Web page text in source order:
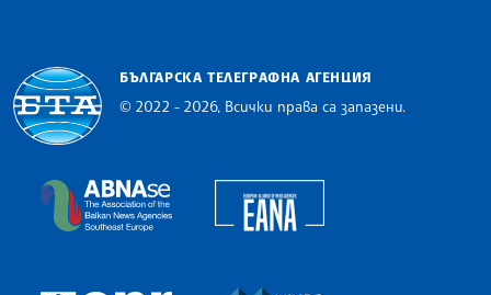
БЪЛГАРСКА ТЕЛЕГРАФНА АГЕНЦИЯ
© 2022 - 2026, Всички права са запазени.
The Assocoation of the Balkan News Agencies